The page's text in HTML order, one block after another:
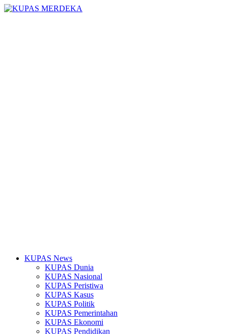
KUPAS News
KUPAS Dunia
KUPAS Nasional
KUPAS Peristiwa
KUPAS Kasus
KUPAS Politik
KUPAS Pemerintahan
KUPAS Ekonomi
KUPAS Pendidikan